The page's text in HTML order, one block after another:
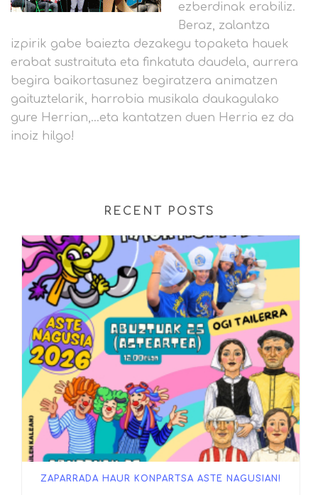
ezberdinak erabiliz.
Beraz, zalantza
izpirik gabe baiezta dezakegu topaketa hauek
erabat sustraituta eta finkatuta daudela, aurrera
begira baikortasunez begiratzera animatzen
gaituztelarik, harrobia musikala daukagulako
gure Herrian,…eta kantatzen duen Herria ez da
inoiz hilgo!
RECENT POSTS
ZAPARRADA HAUR KONPARTSA ASTE NAGUSIAN!